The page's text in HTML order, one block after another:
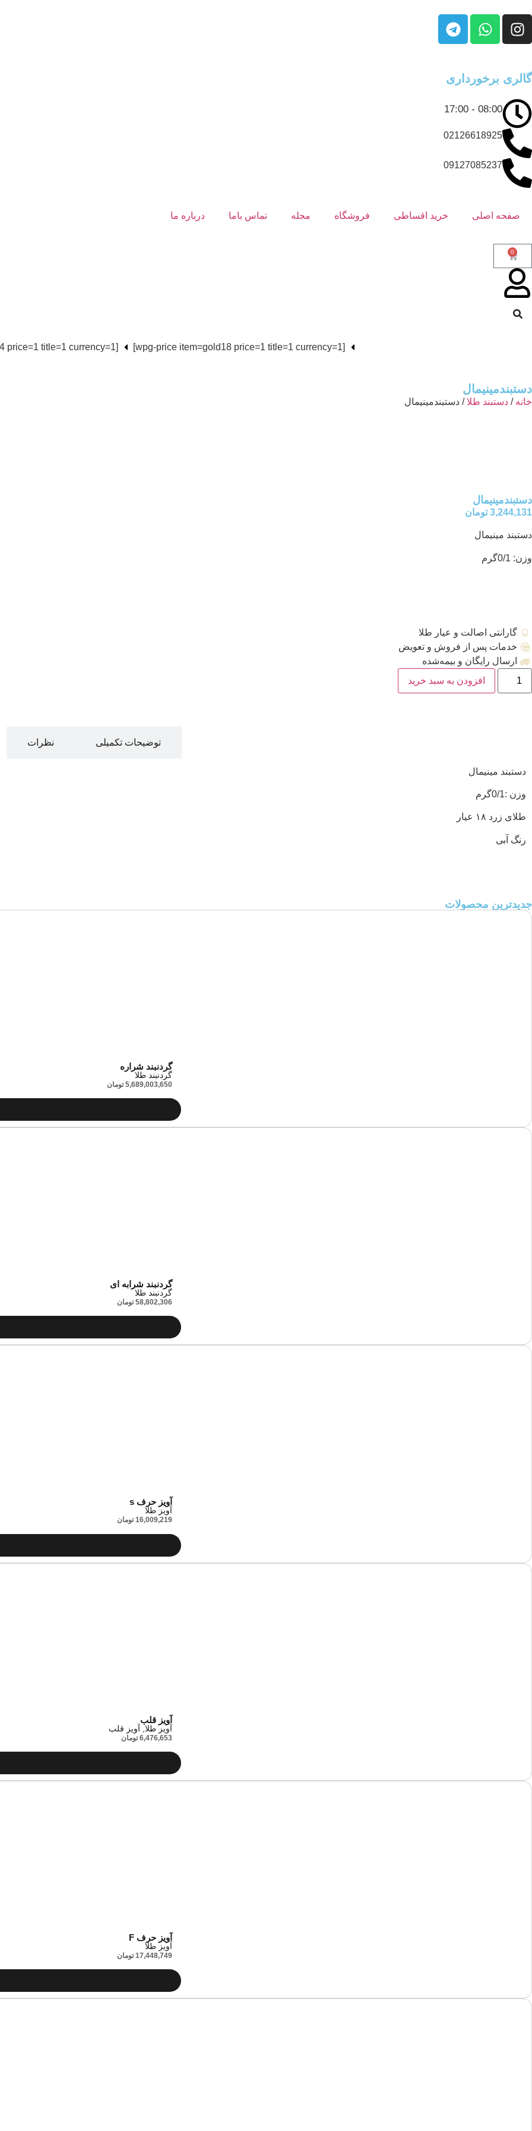
گالری برخورداری
08:00 - 17:00
02126618925
09127085237
صفحه اصلی خرید اقساطی فروشگاه مجله تماس باما درباره ما
0
[wpg-price item=gold18 price=1 title=1 currency=1]
[wpg-price item=gold24 price=1 title=1 currency=1]
دستبندمینیمال
خانه / دستبند طلا/ دستبندمینیمال
دستبندمینیمال
3,244,131 تومان
دستبند مینیمال
وزن: 0/1گرم
گارانتی اصالت و عیار طلا
خدمات پس از فروش و تعویض
ارسال رایگان و بیمه‌شده
افزودن به سبد خرید
توضیحات تکمیلی نظرات
دستبند مینیمال
وزن :0/1گرم
طلای زرد ۱۸ عیار
رنگ آبی
جدیدترین محصولات
گردنبند شراره
گردنبند طلا
5,689,003,650 تومان
گردنبند شرابه ای
گردنبند طلا
58,802,306 تومان
آویز حرف s
آویز طلا
16,009,219 تومان
آویز قلب
آویز طلا آویز قلب
6,476,653 تومان
آویز حرف F
آویز طلا
17,448,749 تومان